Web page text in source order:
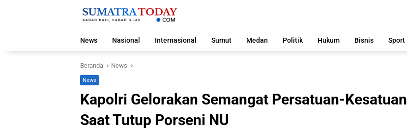
News
Nasional Internasional Sumut Medan Politik Hukum Bisnis Sport
Beranda News
News
Kapolri Gelorakan Semangat Persatuan-Kesatuan
Saat Tutup Porseni NU